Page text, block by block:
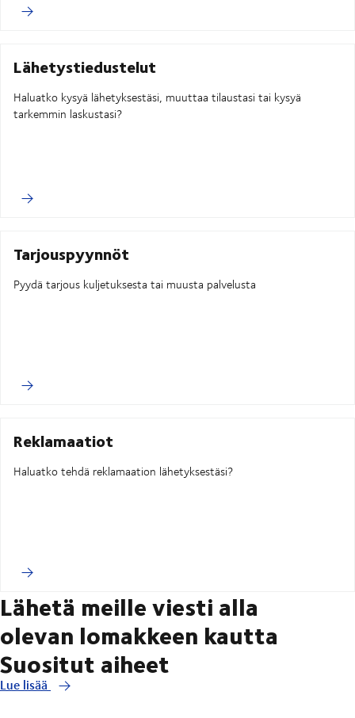
Lähetystiedustelut
Haluatko kysyä lähetyksestäsi, muuttaa tilaustasi tai kysyä
tarkemmin laskustasi?
Tarjouspyynnöt
Pyydä tarjous kuljetuksesta tai muusta palvelusta
Reklamaatiot
Haluatko tehdä reklamaation lähetyksestäsi?
Lähetä meille viesti alla
olevan lomakkeen kautta
Suositut aiheet
Lue lisää